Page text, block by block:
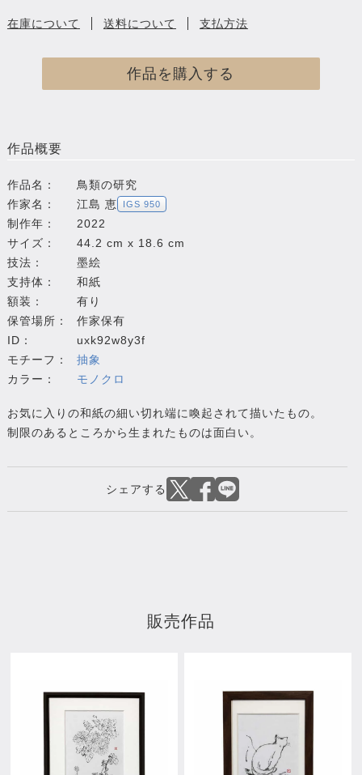
作品を購入する
在庫について 送料について 支払方法
作品概要
作品名：
鳥類の研究
作家名：
江島 恵 IGS 950
制作年：
2022
サイズ：
44.2 cm x 18.6 cm
技法：
墨絵
支持体：
和紙
額装：
有り
保管場所：
作家保有
ID：
uxk92w8y3f
モチーフ：
抽象
カラー：
モノクロ
お気に入りの和紙の細い切れ端に喚起されて描いたもの。
制限のあるところから生まれたものは面白い。
販売作品